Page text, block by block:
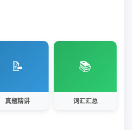
📝
真题精讲
📚
词汇汇总